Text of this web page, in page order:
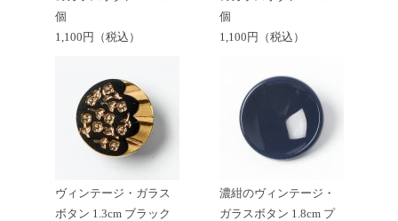
個
1,100円（税込）
個
1,100円（税込）
ヴィンテージ・ガラス
ボタン 1.3cm ブラック
濃紺のヴィンテージ・
ガラスボタン 1.8cm プ